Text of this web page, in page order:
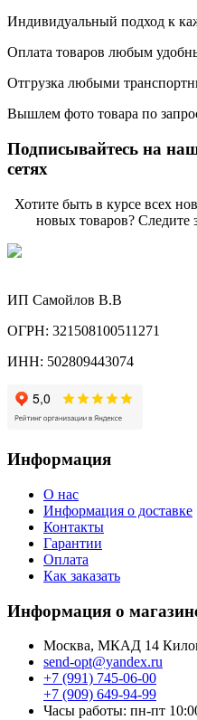
Индивидуальный подход к
Оплата товаров любым
Отгрузка любыми
Вышлем фото товара по
Подписывайтесь на
сетях
Хотите быть в курсе всех
новых товаров? Следите
ИП Самойлов В.В
ОГРН: 321508100511271
ИНН: 502809443074
Информация
О нас
Информация о доставке
Контакты
Гарантии
Оплата
Как заказать
Информация о
Москва, МКАД 14
send-opt@yandex.ru
+7 (991) 745-06-00
+7 (909) 649-94-99
Часы работы: пн-пт